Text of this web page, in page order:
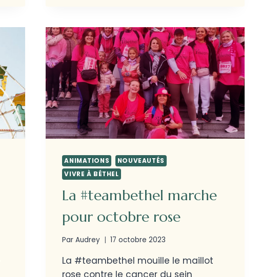
ANIMATIONS
NOUVEAUTÉS
VIVRE À BÉTHEL
La #teambethel marche
pour octobre rose
Par Audrey 17 octobre 2023
La #teambethel mouille le maillot
rose contre le cancer du sein